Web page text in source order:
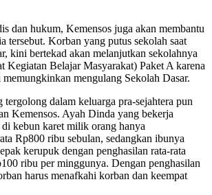
dan hukum, Kemensos juga akan membantu
tersebut. Korban yang putus sekolah saat
kini bertekad akan melanjutkan sekolahnya
Kegiatan Belajar Masyarakat) Paket A karena
mengulang Sekolah Dasar.
dalam keluarga pra-sejahtera pun
Kemensos. Ayah Dinda yang bekerja
kebun karet milik orang hanya
Rp800 ribu sebulan, sedangkan ibunya
kerupuk dengan penghasilan rata-rata
ribu per minggunya. Dengan penghasilan
harus menafkahi korban dan keempat